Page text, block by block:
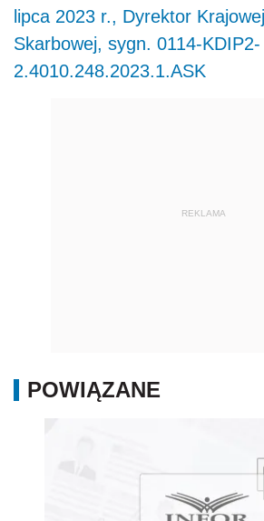
lipca 2023 r., Dyrektor
Skarbowej, sygn. 0114-KDIP2-
2.4010.248.2023.1.ASK
REKLAMA
POWIĄZANE